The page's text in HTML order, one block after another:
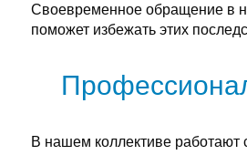
Своевременное обращение в
поможет избежать этих
В нашем коллективе